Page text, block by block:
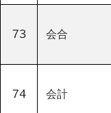
73 会合
74 会計